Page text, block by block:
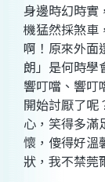
身邊時幻時實
機猛然採煞車
啊！原來外面
朗」是何時學
響叮噹、響叮
開始討厭了呢
心，笑得多滿
懷，傻得好溫
狀，我不禁莞